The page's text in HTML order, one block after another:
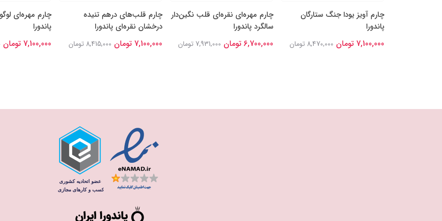
چارم آویز یودا جنگ ستارگان
پاندورا
7,100,000 تومان 8,470,000 تومان
چارم مهره‌ای نقره‌ای قلب نگین‌دار
سالگرد پاندورا
6,700,000 تومان 7,931,000 تومان
چارم قلب‌های درهم تنیده
درخشان نقره‌ای پاندورا
7,100,000 تومان 8,415,000 تومان
چارم مهره‌ای
پاندورا
7,100,000 تومان